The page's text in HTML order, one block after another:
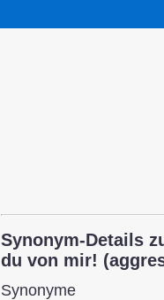
Synonym-Details
du von mir!
Synonyme